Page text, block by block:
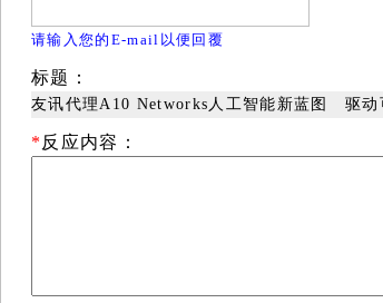
请输入您的E-mail以便回覆
标题：
友讯代理A10 Networks人工智能新蓝图 驱动
* 反应内容：